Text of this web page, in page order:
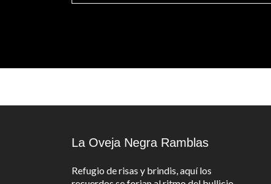
La Oveja Negra Ramblas
Refugio de risas y brindis, aquí los